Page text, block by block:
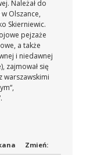
Należał do
Olszance,
Skierniewic.
pejzaże
a także
i niedawnej
zajmował się
warszawskimi
Zmień: